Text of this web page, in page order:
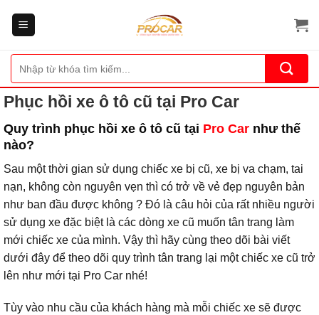
kiếm:
Phục hồi xe ô tô cũ tại Pro Car
Quy trình phục hồi xe ô tô cũ tại Pro Car như thế
nào?
Sau một thời gian sử dụng chiếc xe bị cũ, xe bị va chạm, tai
nạn, không còn nguyên vẹn thì có trở về vẻ đẹp nguyên bản
như ban đầu được không ? Đó là câu hỏi của rất nhiều người
sử dụng xe đặc biệt là các dòng xe cũ muốn tân trang làm
mới chiếc xe của mình. Vậy thì hãy cùng theo dõi bài viết
dưới đây để theo dõi quy trình tân trang lại một chiếc xe cũ trở
lên như mới tại Pro Car nhé!
Tùy vào nhu cầu của khách hàng mà mỗi chiếc xe sẽ được